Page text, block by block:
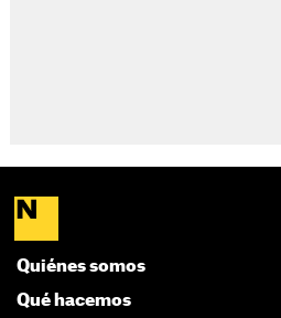
Quiénes somos
Qué hacemos